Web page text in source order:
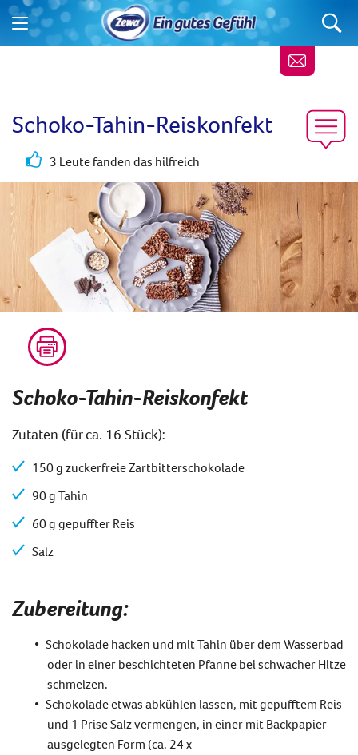
Schoko-Tahin-Reiskonfekt
3 Leute fanden das hilfreich
Schoko-Tahin-Reiskonfekt
Zutaten (für ca. 16 Stück):
150 g zuckerfreie Zartbitterschokolade
90 g Tahin
60 g gepuffter Reis
Salz
Zubereitung:
Schokolade hacken und mit Tahin über dem Wasserbad
oder in einer beschichteten Pfanne bei schwacher Hitze
schmelzen.
Schokolade etwas abkühlen lassen, mit gepufftem Reis
und 1 Prise Salz vermengen, in einer mit Backpapier
ausgelegten Form (ca. 24 x